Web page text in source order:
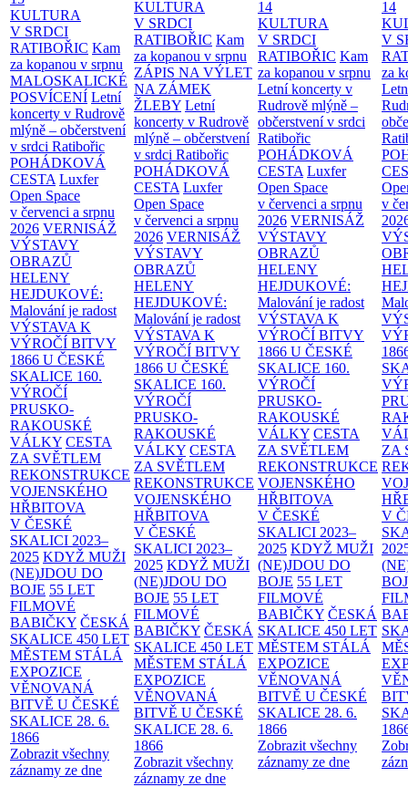
KULTURA
V SRDCI
RATIBOŘIC Kam
za kopanou v srpnu
MALOSKALICKÉ
POSVÍCENÍ Letní
koncerty v Rudrově
mlýně – občerstvení
v srdci Ratibořic
POHÁDKOVÁ
CESTA Luxfer
Open Space
v červenci a srpnu
2026 VERNISÁŽ
VÝSTAVY
OBRAZŮ
HELENY
HEJDUKOVÉ:
Malování je radost
VÝSTAVA K
VÝROČÍ BITVY
1866 U ČESKÉ
SKALICE 160.
VÝROČÍ
PRUSKO-
RAKOUSKÉ
VÁLKY CESTA
ZA SVĚTLEM
REKONSTRUKCE
VOJENSKÉHO
HŘBITOVA
V ČESKÉ
SKALICI 2023–
2025 KDYŽ MUŽI
(NE)JDOU DO
BOJE 55 LET
FILMOVÉ
BABIČKY ČESKÁ
SKALICE 450 LET
MĚSTEM STÁLÁ
EXPOZICE
VĚNOVANÁ
BITVĚ U ČESKÉ
SKALICE 28. 6.
1866
Zobrazit všechny
záznamy ze dne
KULTURA
V SRDCI
RATIBOŘIC Kam
za kopanou v srpnu
ZÁPIS NA VÝLET
NA ZÁMEK
ŽLEBY Letní
koncerty v Rudrově
mlýně – občerstvení
v srdci Ratibořic
POHÁDKOVÁ
CESTA Luxfer
Open Space
v červenci a srpnu
2026 VERNISÁŽ
VÝSTAVY
OBRAZŮ
HELENY
HEJDUKOVÉ:
Malování je radost
VÝSTAVA K
VÝROČÍ BITVY
1866 U ČESKÉ
SKALICE 160.
VÝROČÍ
PRUSKO-
RAKOUSKÉ
VÁLKY CESTA
ZA SVĚTLEM
REKONSTRUKCE
VOJENSKÉHO
HŘBITOVA
V ČESKÉ
SKALICI 2023–
2025 KDYŽ MUŽI
(NE)JDOU DO
BOJE 55 LET
FILMOVÉ
BABIČKY ČESKÁ
SKALICE 450 LET
MĚSTEM STÁLÁ
EXPOZICE
VĚNOVANÁ
BITVĚ U ČESKÉ
SKALICE 28. 6.
1866
Zobrazit všechny
záznamy ze dne
14
KULTURA
V SRDCI
RATIBOŘIC Kam
za kopanou v srpnu
Letní koncerty v
Rudrově mlýně –
občerstvení v srdci
Ratibořic
POHÁDKOVÁ
CESTA Luxfer
Open Space
v červenci a srpnu
2026 VERNISÁŽ
VÝSTAVY
OBRAZŮ
HELENY
HEJDUKOVÉ:
Malování je radost
VÝSTAVA K
VÝROČÍ BITVY
1866 U ČESKÉ
SKALICE 160.
VÝROČÍ
PRUSKO-
RAKOUSKÉ
VÁLKY CESTA
ZA SVĚTLEM
REKONSTRUKCE
VOJENSKÉHO
HŘBITOVA
V ČESKÉ
SKALICI 2023–
2025 KDYŽ MUŽI
(NE)JDOU DO
BOJE 55 LET
FILMOVÉ
BABIČKY ČESKÁ
SKALICE 450 LET
MĚSTEM STÁLÁ
EXPOZICE
VĚNOVANÁ
BITVĚ U ČESKÉ
SKALICE 28. 6.
1866
Zobrazit všechny
záznamy ze dne
14
V
za
v
ZA
V